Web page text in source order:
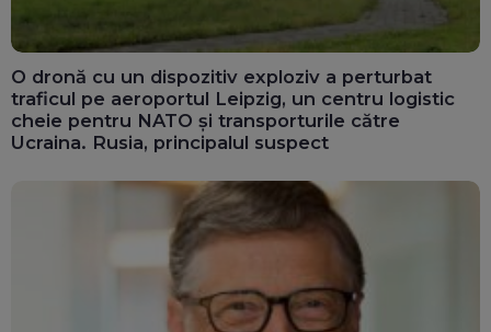
O dronă cu un dispozitiv exploziv a perturbat
traficul pe aeroportul Leipzig, un centru logistic
cheie pentru NATO și transporturile către
Ucraina. Rusia, principalul suspect